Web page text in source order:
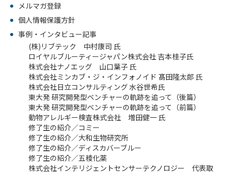
ビジ
ネス
マッ
チン
ビジ
ネス
イノ
ベー
ショ
ンス
クー
アク
セラ
レー
メルマガ登録
個人情報保護方針
事例・インタビュー記事
(株)リブテック 中村康司 氏
ロイヤルブルーティージャパン株式会社 吉本桂子氏
株式会社ナノエッグ 山口葉子 氏
株式会社ミンカブ・ジ・インフォノイド 髙田隆太郎 氏
株式会社日立コンサルティング 水谷世希氏
東大発 研究開発型ベンチャーの軌跡を追って（後篇）
東大発 研究開発型ベンチャーの軌跡を追って（前篇）
動物アレルギー検査株式会社 増田健一 氏
修了生の紹介／コミー
修了生の紹介／大和生物研究所
修了生の紹介／ディスカバーブルー
修了生の紹介／五稜化薬
株式会社インテリジェントセンサーテクノロジー 代表取